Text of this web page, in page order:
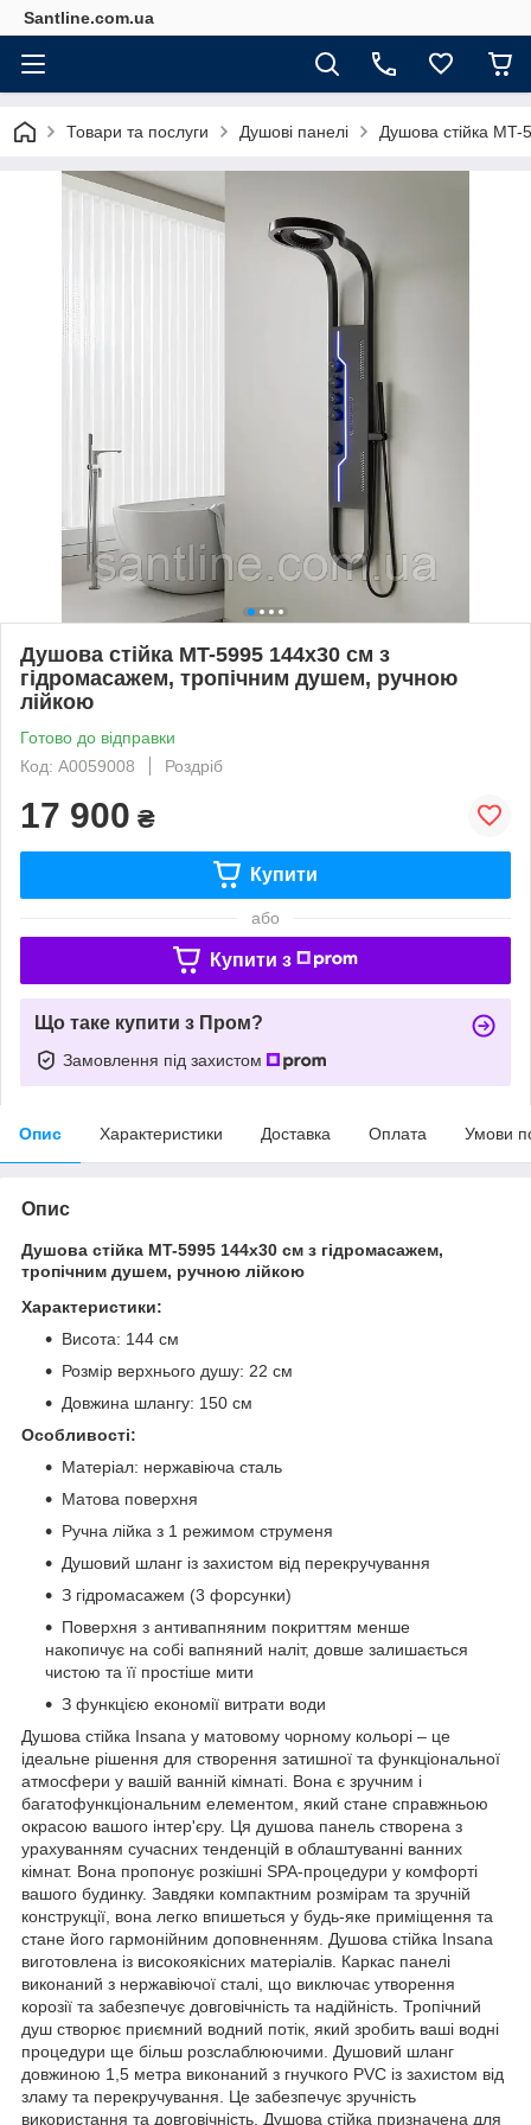
Santline.com.ua
Товари та послуги Душові панелі Душова стійка
Душова стійка MT-5995 144x30 см з
гідромасажем, тропічним душем, ручною
лійкою
Готово до відправки
Код: А0059008
Роздріб
17 900 ₴
Купити
або
Купити з
Що таке купити з Пром?
Замовлення під захистом
Опис Характеристики Доставка Оплата Умови
Опис
Душова стійка MT-5995 144x30 см з гідромасажем,
тропічним душем, ручною лійкою
Характеристики:
Висота: 144 см
Розмір верхнього душу: 22 см
Довжина шлангу: 150 см
Особливості:
Матеріал: нержавіюча сталь
Матова поверхня
Ручна лійка з 1 режимом струменя
Душовий шланг із захистом від перекручування
З гідромасажем (3 форсунки)
Поверхня з антивапняним покриттям менше
накопичує на собі вапняний наліт, довше залишається
чистою та її простіше мити
З функцією економії витрати води
Душова стійка Insana у матовому чорному кольорі – це
ідеальне рішення для створення затишної та функціональної
атмосфери у вашій ванній кімнаті. Вона є зручним і
багатофункціональним елементом, який стане справжньою
окрасою вашого інтер'єру. Ця душова панель створена з
урахуванням сучасних тенденцій в облаштуванні ванних
кімнат. Вона пропонує розкішні SPA-процедури у комфорті
вашого будинку. Завдяки компактним розмірам та зручній
конструкції, вона легко впишеться у будь-яке приміщення та
стане його гармонійним доповненням. Душова стійка Insana
виготовлена із високоякісних матеріалів. Каркас панелі
виконаний з нержавіючої сталі, що виключає утворення
корозії та забезпечує довговічність та надійність. Тропічний
душ створює приємний водний потік, який зробить ваші водні
процедури ще більш розслаблюючими. Душовий шланг
довжиною 1,5 метра виконаний з гнучкого PVC із захистом від
зламу та перекручування. Це забезпечує зручність
використання та довговічність. Душова стійка призначена для